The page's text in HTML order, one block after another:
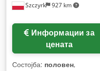
Szczyrk 927 km
цената
Состојба: половен,